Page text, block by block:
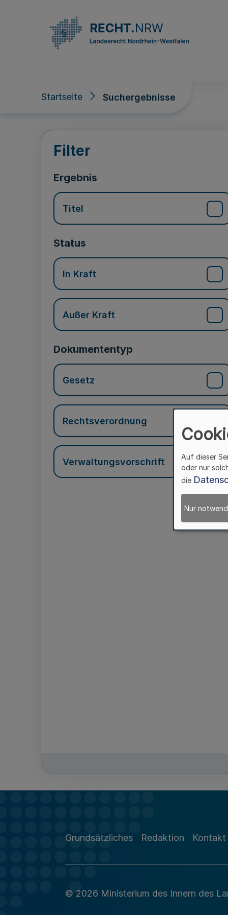
Startseite Suchergebnisse
Suchergebnisse
Filter
Ergebnis
Titel
Status
In Kraft
Außer Kraft
Dokumententyp
Gesetz
Rechtsverordnung
Verwaltungsvorschrift
Grundsätzliches Redaktion Kontakt
© 2026 Ministerium des Innern des
Auf dieser
oder nur
die
Nur